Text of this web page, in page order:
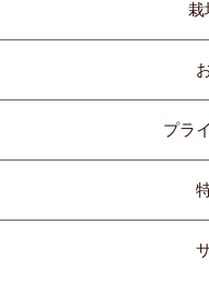
栽
プラ